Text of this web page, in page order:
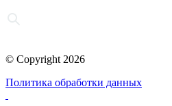
© Copyright 2026
Политика обработки данных